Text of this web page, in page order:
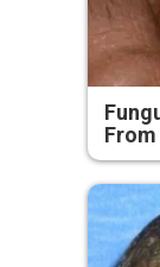
From